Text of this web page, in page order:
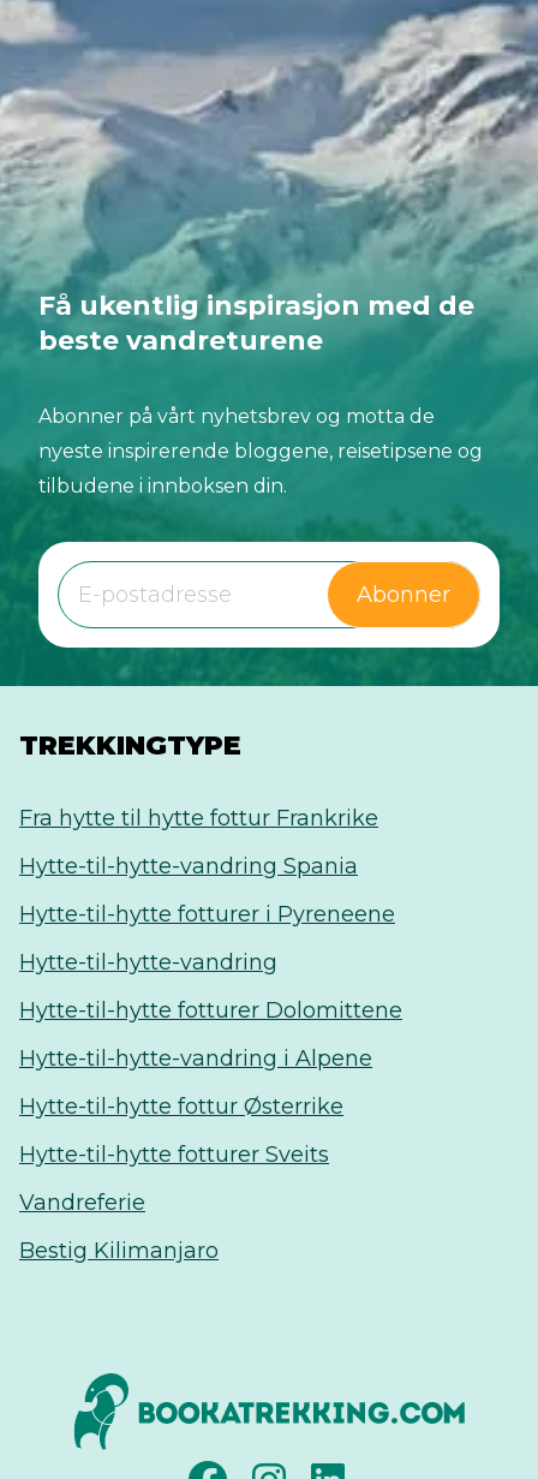
Få ukentlig inspirasjon med de
beste vandreturene
Abonner på vårt nyhetsbrev og motta de
nyeste inspirerende bloggene, reisetipsene og
tilbudene i innboksen din.
Abonner
TREKKINGTYPE
Fra hytte til hytte fottur Frankrike
Hytte-til-hytte-vandring Spania
Hytte-til-hytte fotturer i Pyreneene
Hytte-til-hytte-vandring
Hytte-til-hytte fotturer Dolomittene
Hytte-til-hytte-vandring i Alpene
Hytte-til-hytte fottur Østerrike
Hytte-til-hytte fotturer Sveits
Vandreferie
Bestig Kilimanjaro